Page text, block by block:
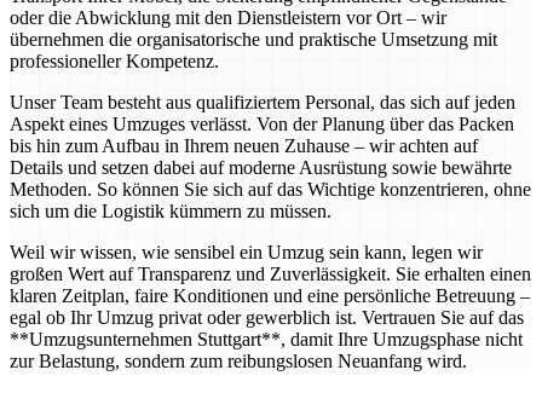
oder die Abwicklung mit den Dienstleistern vor Ort – wir
übernehmen die organisatorische und praktische Umsetzung mit
professioneller Kompetenz.
Unser Team besteht aus qualifiziertem Personal, das sich auf jeden
Aspekt eines Umzuges verlässt. Von der Planung über das Packen
bis hin zum Aufbau in Ihrem neuen Zuhause – wir achten auf
Details und setzen dabei auf moderne Ausrüstung sowie bewährte
Methoden. So können Sie sich auf das Wichtige konzentrieren, ohne
sich um die Logistik kümmern zu müssen.
Weil wir wissen, wie sensibel ein Umzug sein kann, legen wir
großen Wert auf Transparenz und Zuverlässigkeit. Sie erhalten einen
klaren Zeitplan, faire Konditionen und eine persönliche Betreuung –
egal ob Ihr Umzug privat oder gewerblich ist. Vertrauen Sie auf das
**Umzugsunternehmen Stuttgart**, damit Ihre Umzugsphase nicht
zur Belastung, sondern zum reibungslosen Neuanfang wird.